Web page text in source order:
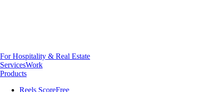
For Hospitality & Real Estate
ServicesWork
Products
Reels ScoreFree